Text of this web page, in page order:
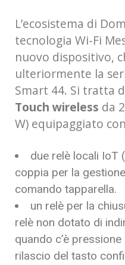
L’ecosistema di
tecnologia Wi-Fi
nuovo dispositivo,
ulteriormente la
Smart 44. Si tratta
Touch wireless da
W) equipaggiato
due relè locali IoT
coppia per la
comando tapparella.
un relè per la
relè non dotato di
quando c’è
rilascio del tasto